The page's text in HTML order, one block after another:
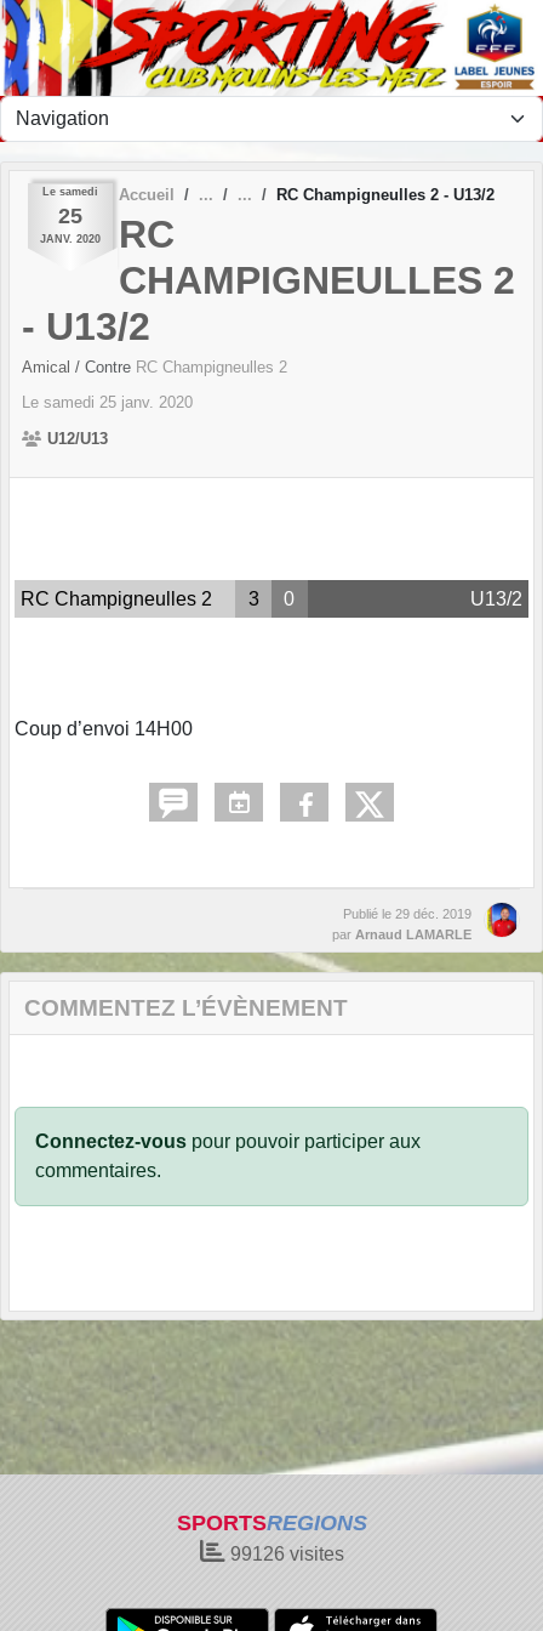
Le samedi
25
JANV. 2020
Accueil RC Champigneulles 2 - U13/2
RC
CHAMPIGNEULLES 2
- U13/2
Amical / Contre RC Champigneulles 2
Le samedi 25 janv. 2020
U12/U13
RC Champigneulles 2 3 0 U13/2
Coup d’envoi 14H00
Publié le 29 déc. 2019
par Arnaud LAMARLE
COMMENTEZ L’ÉVÈNEMENT
Connectez-vous pour pouvoir participer aux
commentaires.
SPORTSREGIONS
99126visites
Panneau de gestion des cookies